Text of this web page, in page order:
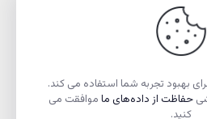
بهبود تجربه شما استفاده می کند.
حفاظت از داده‌های ما موافقت می
کنید.